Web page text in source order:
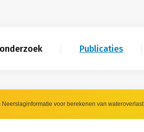
Publicaties
Neerslaginformatie voor berekenen van wateroverlast